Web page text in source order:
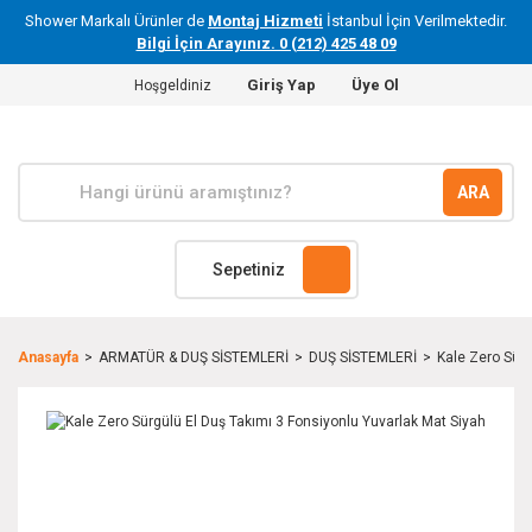
Shower Markalı Ürünler de Montaj Hizmeti İstanbul İçin Verilmektedir.
Bilgi İçin Arayınız. 0 (212) 425 48 09
Hoşgeldiniz Giriş Yap Üye Ol
ARA
Sepetiniz
Anasayfa ARMATÜR & DUŞ SİSTEMLERİ DUŞ SİSTEMLERİ Kale Zero